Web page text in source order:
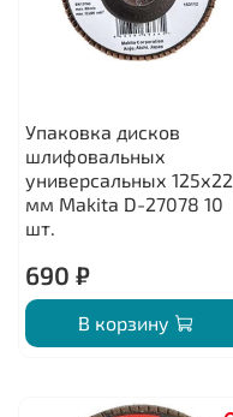
Упаковка дисков
шлифовальных
универсальных 125х22
мм Makita D-27078 10
шт.
690 ₽
В корзину